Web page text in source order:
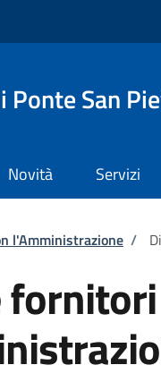
Ponte San
Novità Servizi
l'Amministrazione /
fornitori